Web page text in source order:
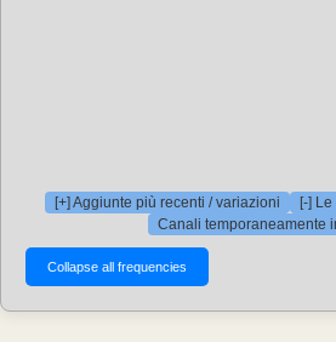
[+] Aggiunte più recenti / variazioni
[-]
Canali temporaneamente